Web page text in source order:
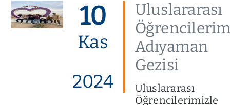
10
Kas
2024
Uluslararası
Adıyaman
Gezisi
Uluslararası
Öğrencilerimizle